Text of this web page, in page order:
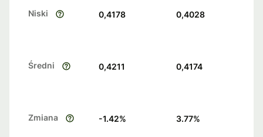
Niski 0,4178 0,4028
Średni 0,4211 0,4174
Zmiana -1.42% 3.77%